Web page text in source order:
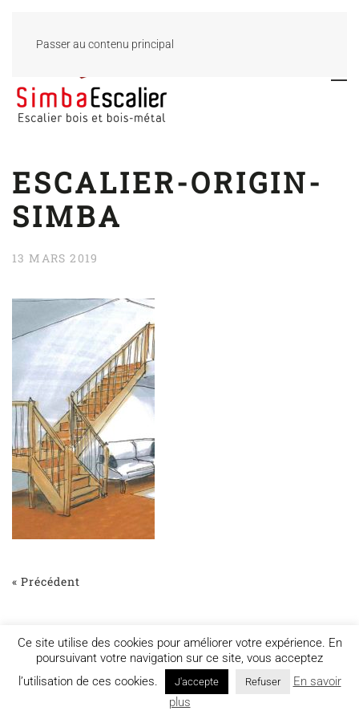
Passer au contenu principal
ESCALIER-ORIGIN-
SIMBA
13 MARS 2019
« Précédent
Ce site utilise des cookies pour améliorer votre expérience. En
poursuivant votre navigation sur ce site, vous acceptez
l’utilisation de ces cookies.
J'accepte Refuser
En savoir
plus